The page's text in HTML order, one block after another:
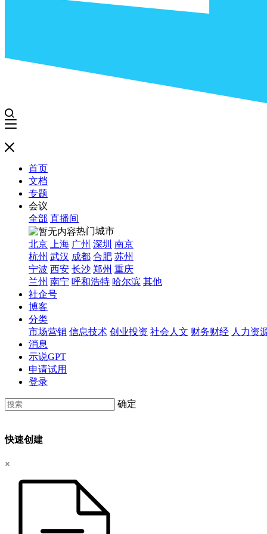
首页
文档
专题
会议
全部 直播间
热门城市
北京
上海 广州 深圳 南京
杭州 武汉 成都 合肥 苏州
宁波 西安 长沙 郑州 重庆
兰州 南宁 呼和浩特 哈尔滨 其他
社企号
博客
分类
市场营销 信息技术 创业投资 社会人文 财务财经 人力资
消息
示说GPT
申请试用
登录
确定
快速创建
×